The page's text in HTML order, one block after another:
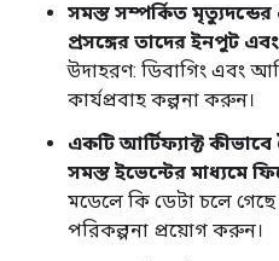
সমস্ত সম্পর্কিত
প্রসঙ্গের তাদের ইনপুট
উদাহরণ: ডিবাগিং এবং
কার্যপ্রবাহ কল্পনা করুন।
একটি আর্টিফ্যাক্ট
সমস্ত ইভেন্টের মাধ্যমে
মডেলে কি ডেটা চলে
পরিকল্পনা প্রয়োগ করুন।